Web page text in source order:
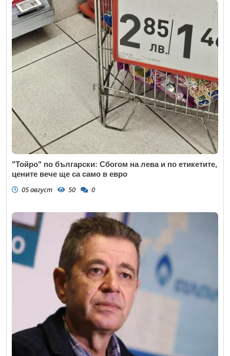
"Тойро" по български: Сбогом на лева и по етикетите,
цените вече ще са само в евро
05 август 50 0